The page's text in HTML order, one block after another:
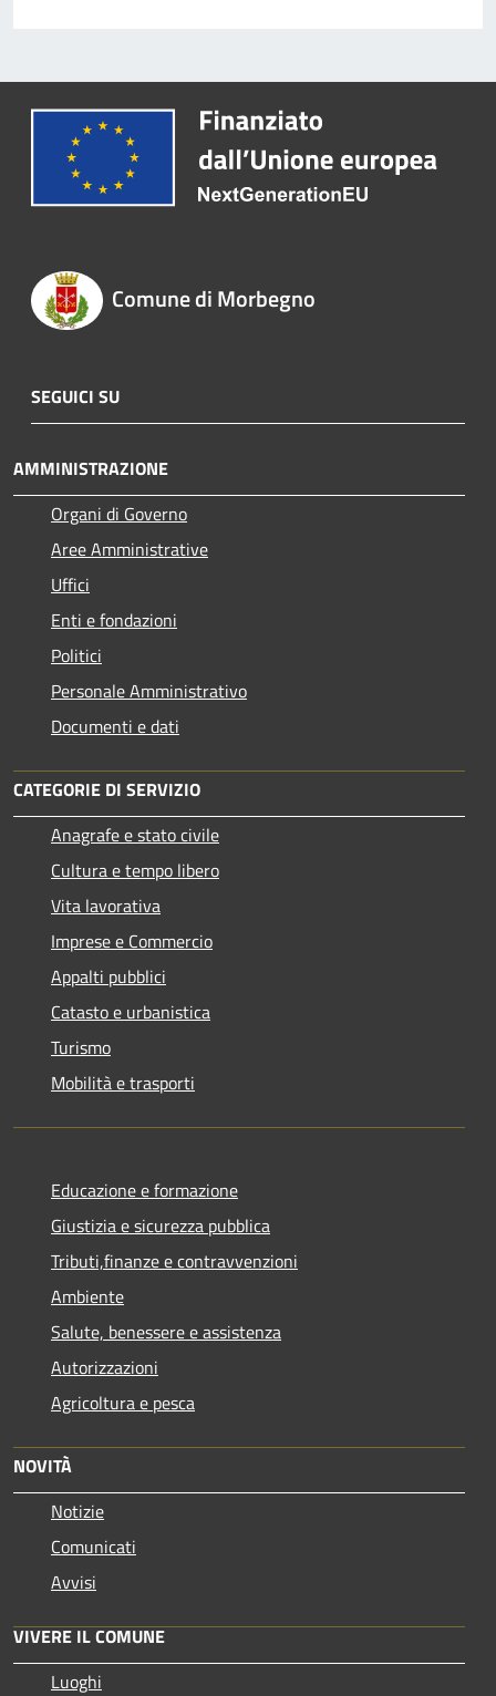
Comune di Morbegno
SEGUICI SU
AMMINISTRAZIONE
Organi di Governo
Aree Amministrative
Uffici
Enti e fondazioni
Politici
Personale Amministrativo
Documenti e dati
CATEGORIE DI SERVIZIO
Anagrafe e stato civile
Cultura e tempo libero
Vita lavorativa
Imprese e Commercio
Appalti pubblici
Catasto e urbanistica
Turismo
Mobilità e trasporti
Educazione e formazione
Giustizia e sicurezza pubblica
Tributi,finanze e contravvenzioni
Ambiente
Salute, benessere e assistenza
Autorizzazioni
Agricoltura e pesca
NOVITÀ
Notizie
Comunicati
Avvisi
VIVERE IL COMUNE
Luoghi